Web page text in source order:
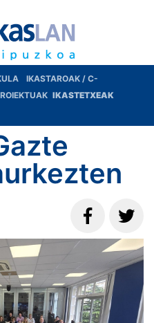
IKASTAROAK / C-
IKASTETXEAK